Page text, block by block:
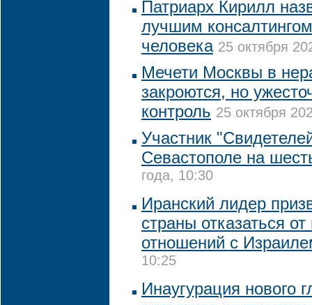
Патриарх Кирилл
лучшим
человека 25 октября
Мечети Москвы в
закроются, но
контроль 25 октября
Участник
Севастополе на
года, 10:30
Иранский лидер
страны отказаться
отношений с
10:25
Инаугурация нового